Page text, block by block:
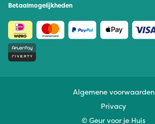
Betaalmogelijkheden
Algemene voorwaarden
Privacy
© Geur voor je Huis